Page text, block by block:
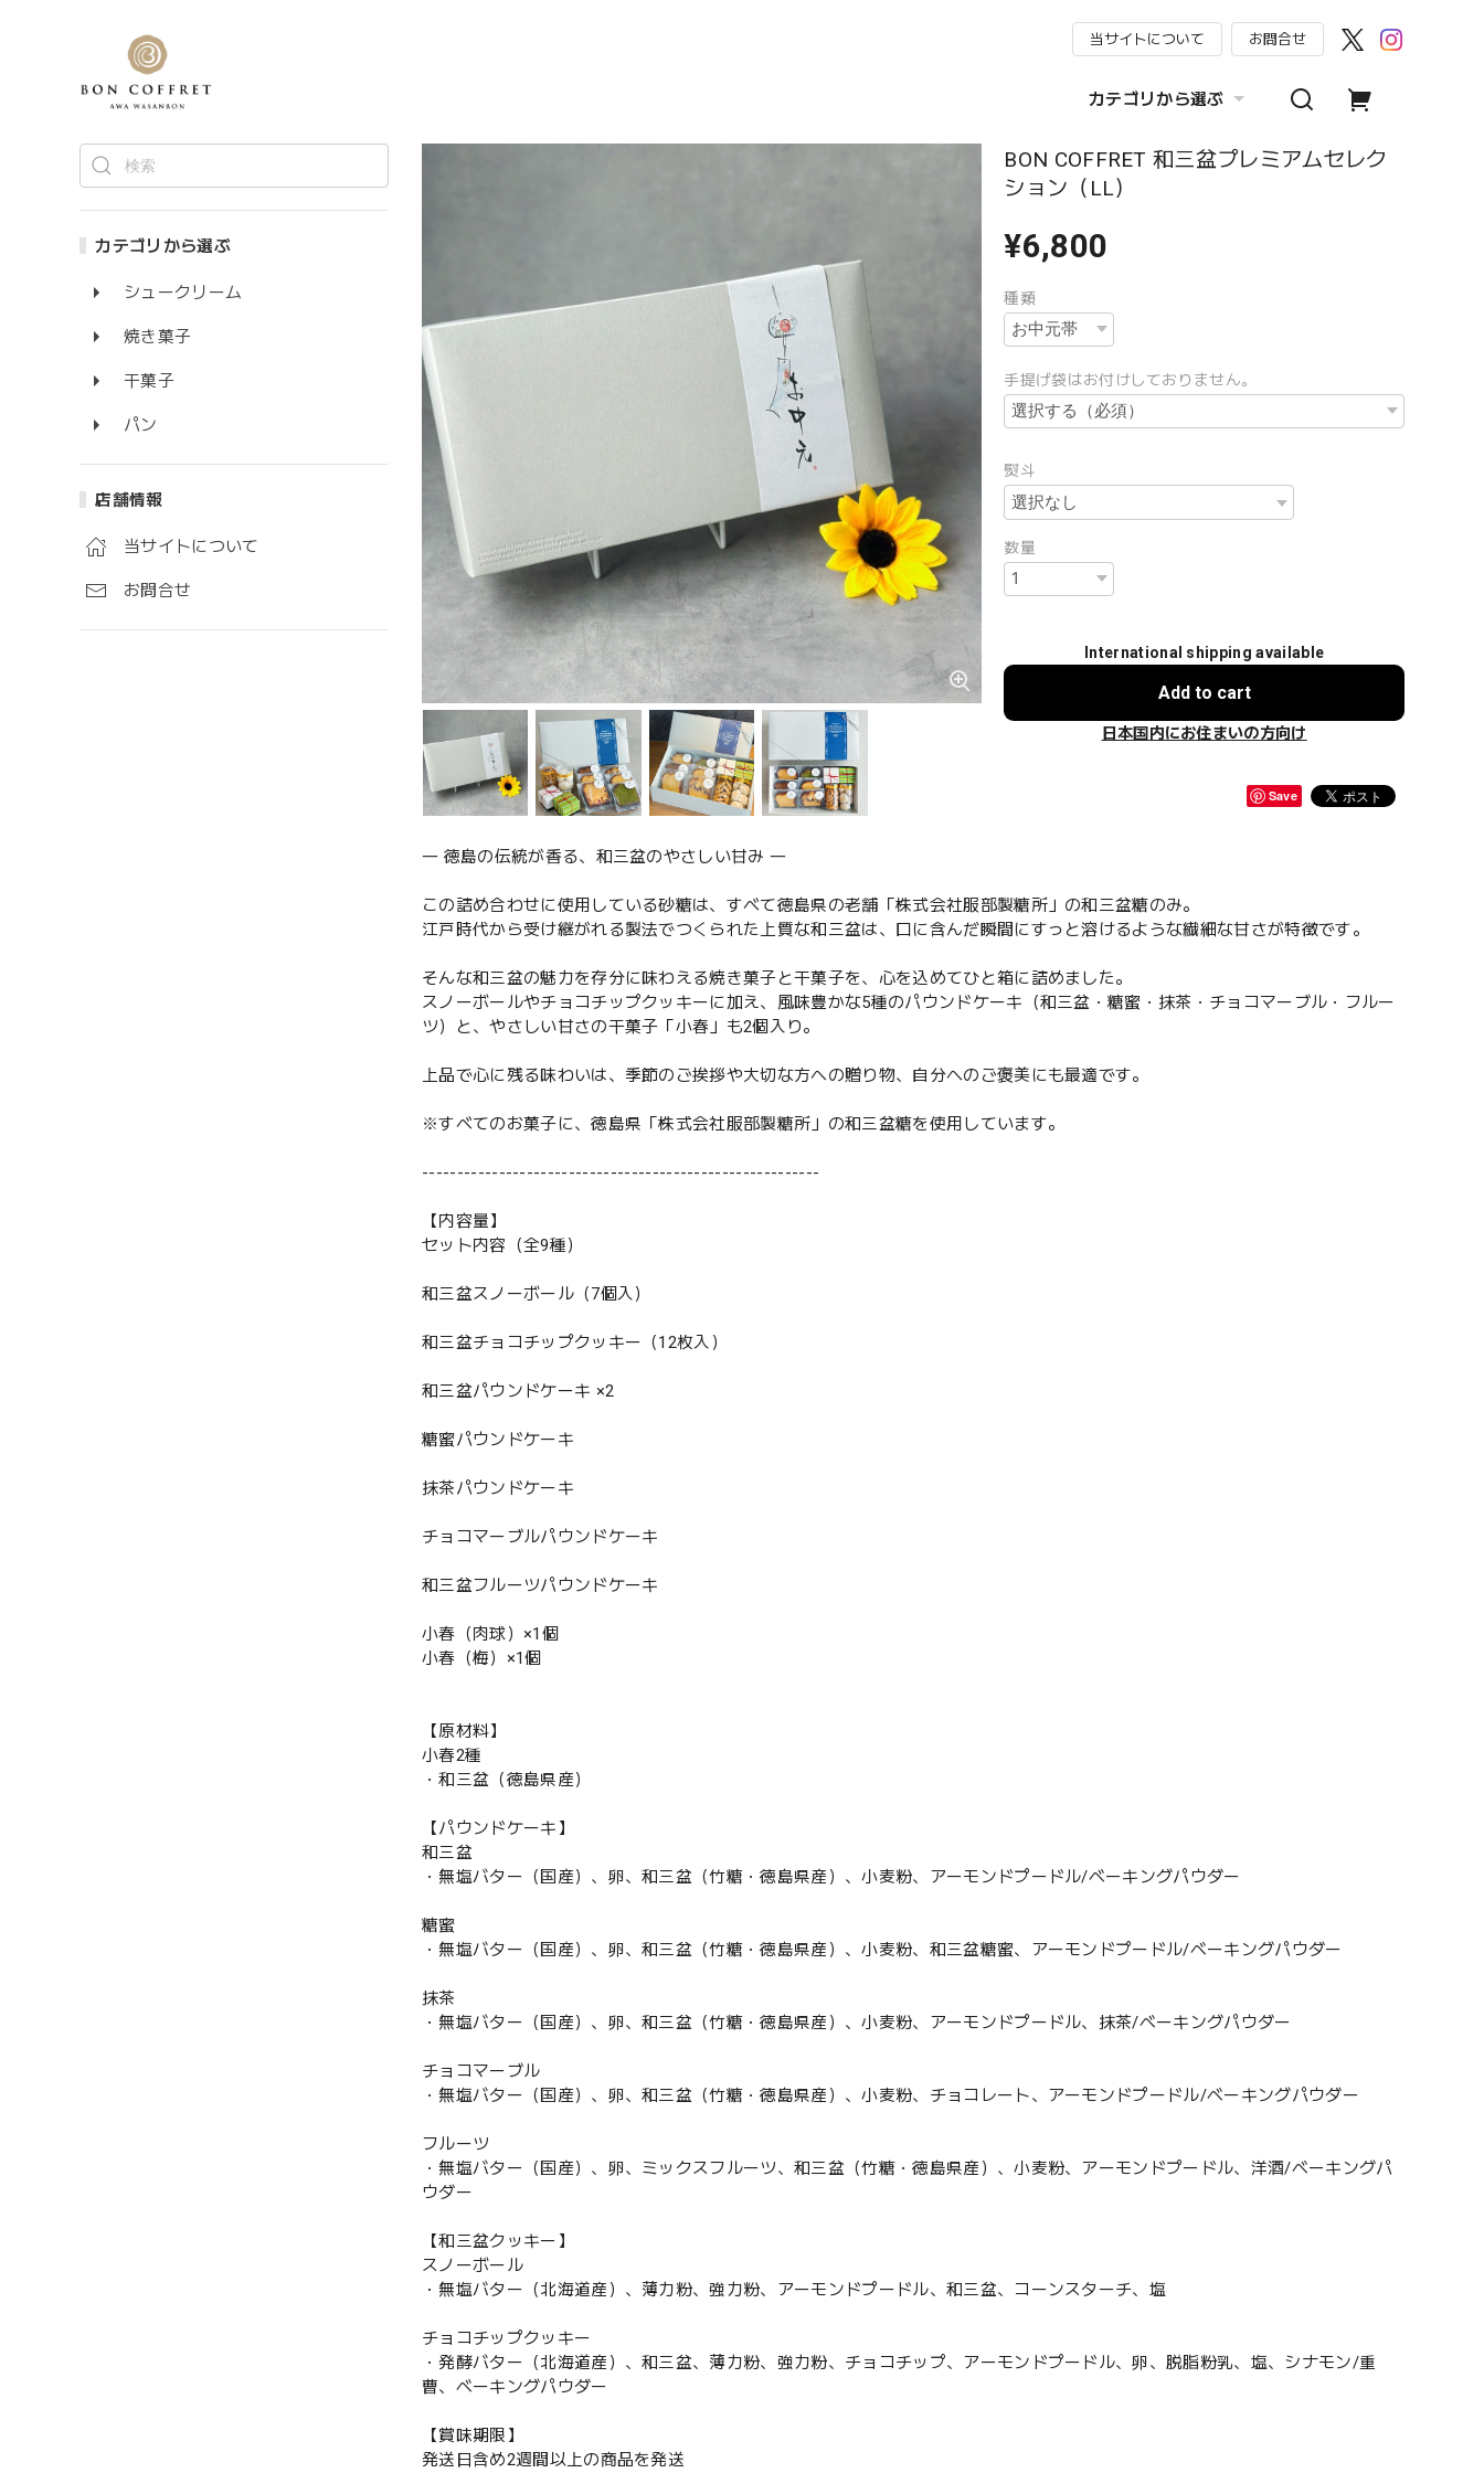
当サイトについて お問合せ
カテゴリから選ぶ
カテゴリから選ぶ
シュークリーム
焼き菓子
干菓子
パン
店舗情報
当サイトについて
お問合せ
BON COFFRET 和三盆プレミアムセレク
ション（LL）
¥6,800
種類
手提げ袋はお付けしておりません。
熨斗
数量
International shipping available
Add to cart
日本国内にお住まいの方向け
Save
― 徳島の伝統が香る、和三盆のやさしい甘み ―
この詰め合わせに使用している砂糖は、すべて徳島県の老舗「株式会社服部製糖所」の和三盆糖のみ。
江戸時代から受け継がれる製法でつくられた上質な和三盆は、口に含んだ瞬間にすっと溶けるような繊細な甘さが特徴です。
そんな和三盆の魅力を存分に味わえる焼き菓子と干菓子を、心を込めてひと箱に詰めました。
スノーボールやチョコチップクッキーに加え、風味豊かな5種のパウンドケーキ（和三盆・糖蜜・抹茶・チョコマーブル・フルー
ツ）と、やさしい甘さの干菓子「小春」も2個入り。
上品で心に残る味わいは、季節のご挨拶や大切な方への贈り物、自分へのご褒美にも最適です。
※すべてのお菓子に、徳島県「株式会社服部製糖所」の和三盆糖を使用しています。
---------------------------------------------------------
【内容量】
セット内容（全9種）
和三盆スノーボール（7個入）
和三盆チョコチップクッキー（12枚入）
和三盆パウンドケーキ ×2
糖蜜パウンドケーキ
抹茶パウンドケーキ
チョコマーブルパウンドケーキ
和三盆フルーツパウンドケーキ
小春（肉球）×1個
小春（梅）×1個
【原材料】
小春2種
・和三盆（徳島県産）
【パウンドケーキ】
和三盆
・無塩バター（国産）、卵、和三盆（竹糖・徳島県産）、小麦粉、アーモンドプードル/ベーキングパウダー
糖蜜
・無塩バター（国産）、卵、和三盆（竹糖・徳島県産）、小麦粉、和三盆糖蜜、アーモンドプードル/ベーキングパウダー
抹茶
・無塩バター（国産）、卵、和三盆（竹糖・徳島県産）、小麦粉、アーモンドプードル、抹茶/ベーキングパウダー
チョコマーブル
・無塩バター（国産）、卵、和三盆（竹糖・徳島県産）、小麦粉、チョコレート、アーモンドプードル/ベーキングパウダー
フルーツ
・無塩バター（国産）、卵、ミックスフルーツ、和三盆（竹糖・徳島県産）、小麦粉、アーモンドプードル、洋酒/ベーキングパ
ウダー
【和三盆クッキー】
スノーボール
・無塩バター（北海道産）、薄力粉、強力粉、アーモンドプードル、和三盆、コーンスターチ、塩
チョコチップクッキー
・発酵バター（北海道産）、和三盆、薄力粉、強力粉、チョコチップ、アーモンドプードル、卵、脱脂粉乳、塩、シナモン/重
曹、ベーキングパウダー
【賞味期限】
発送日含め2週間以上の商品を発送